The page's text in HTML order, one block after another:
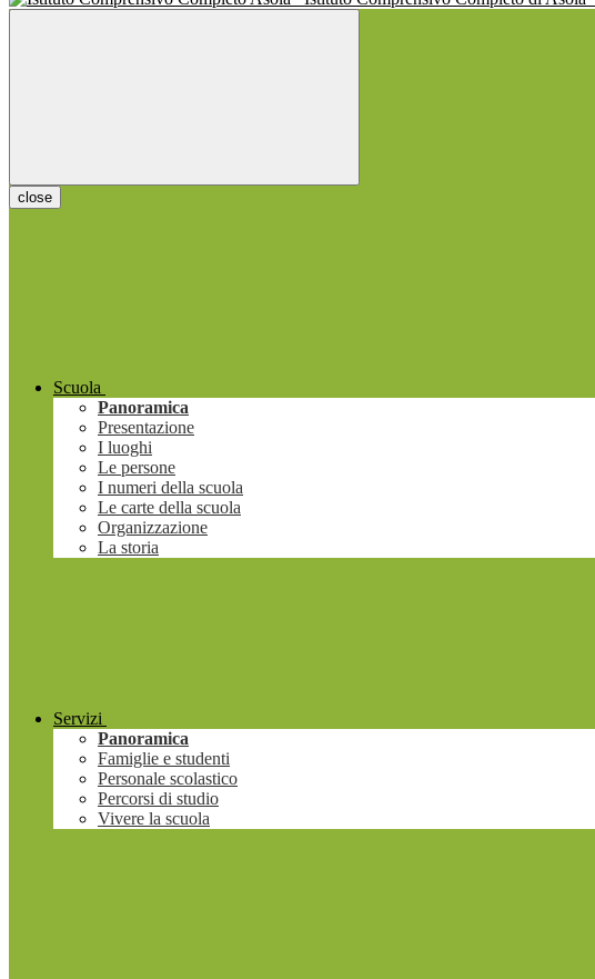
close
Scuola
Panoramica
Presentazione
I luoghi
Le persone
I numeri della scuola
Le carte della scuola
Organizzazione
La storia
Servizi
Panoramica
Famiglie e studenti
Personale scolastico
Percorsi di studio
Vivere la scuola